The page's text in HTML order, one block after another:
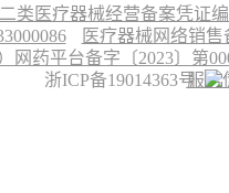
类医疗器械经营备案凭证
医疗器械网络销售
药平台备字〔2023〕第
服务
浙ICP备19014363号